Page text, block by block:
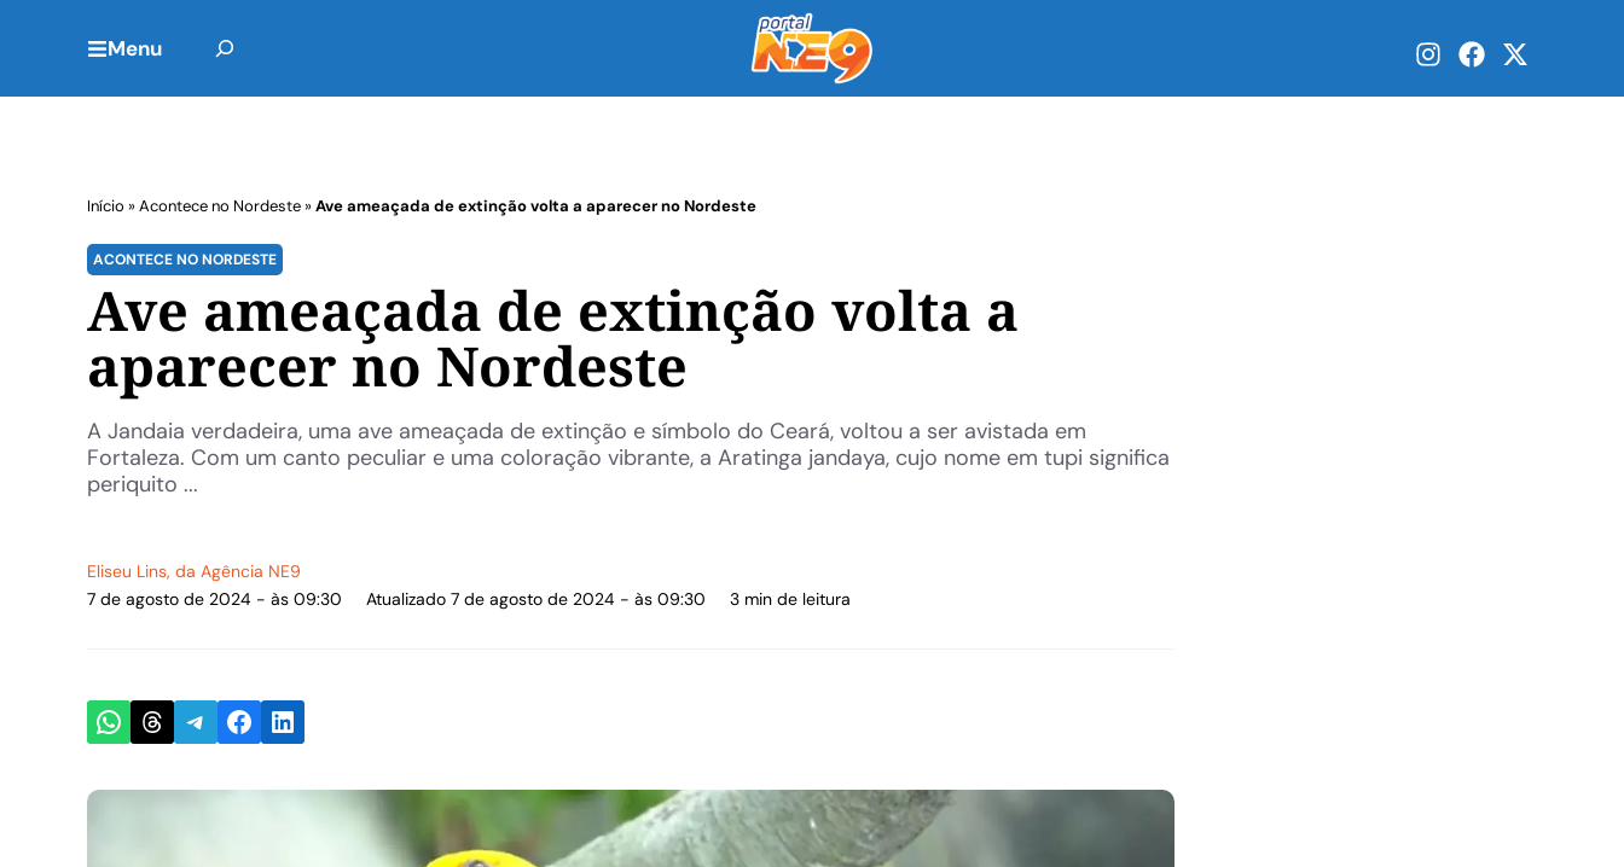
Menu
Início »Acontece no Nordeste»Ave ameaçada de extinção volta a aparecer no Nordeste
ACONTECE NO NORDESTE
Ave ameaçada de extinção volta a
aparecer no Nordeste
A Jandaia verdadeira, uma ave ameaçada de extinção e símbolo do Ceará, voltou a ser avistada em
Fortaleza. Com um canto peculiar e uma coloração vibrante, a Aratinga jandaya, cujo nome em tupi significa
periquito ...
Eliseu Lins, da Agência NE9
7 de agosto de 2024 - às 09:30
Atualizado 7 de agosto de 2024 - às 09:30 3 min de leitura
Share on WhatsApp
Share on Threads
Share on Telegram
Share on Facebook
Share on LinkedIn